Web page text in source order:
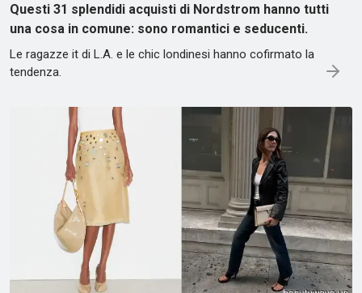
Questi 31 splendidi acquisti di Nordstrom hanno tutti
una cosa in comune: sono romantici e seducenti.
Le ragazze it di L.A. e le chic londinesi hanno cofirmato la
tendenza.